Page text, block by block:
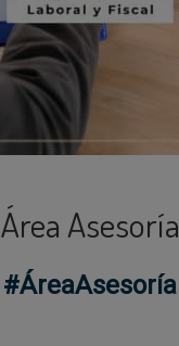
Área Asesoría
#ÁreaAsesoría